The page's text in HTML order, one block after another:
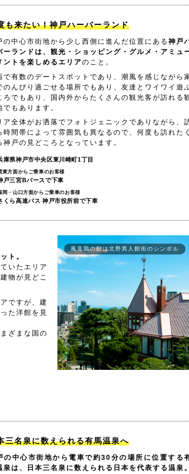
も来たい！神戸ハーバーランド
の中心市街地から少し西側に進んだ位置にある神戸
ーランドは、観光・ショッピング・グルメ・アミュ
ントを楽しめるエリアのこと。
で有数のデートスポットであり、潮風を感じながら
のんびり過ごせる場所でもあり、友達とワイワイ遊
ろでもあり、国内外からたくさんの観光客が訪れる
でもあります。
ア全体がお洒落でフォトジェニックでありながら、
時間帯によって雰囲気も異なるので、何度も訪れた
神戸の見どころとなっています。
庫県神戸市中央区東川崎町1丁目
東方面からご乗車のお客様
戸三宮Bバースで下車
岡・山口方面からご乗車のお客様
くら高速バス 神戸市役所前で下車
ト。
いたエリア
物が見どこ
ですが、建
た洋館を見
ざまな国の
風見鶏の館は北野異人館街のシンボル
三名泉に数えられる有馬温泉へ
の中心市街地から電車で約30分の場所に位置する
泉は、日本三名泉に数えられる日本を代表する温泉